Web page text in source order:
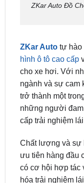
tự
cho xe hơi. Với
ngành và sự cam
trở thành một
những người
cấp trải nghiệm
Chất lượng và sự
có cơ hội hợp tác
hóa trải nghiệm
phẩm và dịch vụ